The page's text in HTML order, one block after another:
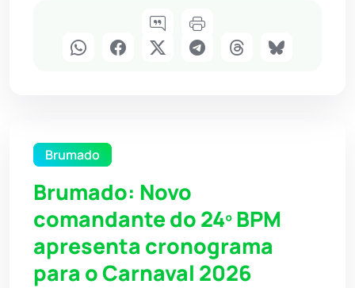
Brumado
Brumado: Novo
comandante do 24º BPM
apresenta cronograma
para o Carnaval 2026